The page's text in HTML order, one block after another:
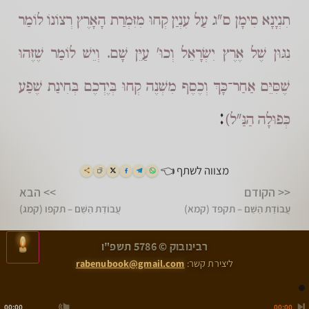
תִנְיָנָא סִימָן ס"ג עַל עִנְיַן קְחוּ מִזִּמְרַת הָאָרֶץ רְצוֹנוֹ לוֹמַר
נִגּוּן שֶׁל אֶרֶץ יִשְׂרָאֵל וְכוּ' עַיֵּן שָׁם. וְיֵשׁ לוֹמַר שֶׁזֶּהוּ
שֶׁסִּיֵּם אַחַר־כָּךְ וְכֶסֶף מִשְׁנֶה קְחוּ בְּיֶדְכֶם בְּחִינַת שֶׁפַע
כְּפוּלָה הַנַּ"ל):
מצווה לשתף 👈
<< הקודם
עֲבוֹדַת הַשֵּׁם – תקפד (קמא)
>> הבא
עֲבוֹדַת הַשֵּׁם – תקפו (קמג)
עֲבוֹדַת הַשֵּׁם – תקפד (קמא)
>
עֲבוֹדַת הַשֵּׁם – תקפו (קמג)
00:00
00:00
רבינובוק © 5786 תשפ"ו
ליצירת קשר: rabenubook@gmail.com